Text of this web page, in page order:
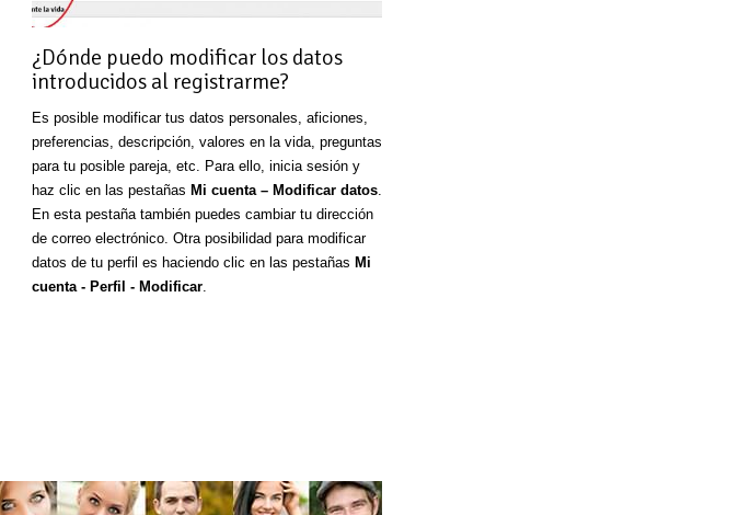
¿Dónde puedo modificar los datos
introducidos al registrarme?
Es posible modificar tus datos personales, aficiones,
preferencias, descripción, valores en la vida, preguntas
para tu posible pareja, etc. Para ello, inicia sesión y
haz clic en las pestañas Mi cuenta – Modificar datos.
En esta pestaña también puedes cambiar tu dirección
de correo electrónico. Otra posibilidad para modificar
datos de tu perfil es haciendo clic en las pestañas Mi
cuenta - Perfil - Modificar.